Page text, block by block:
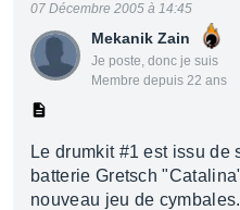
Mekanik Zain
Je poste, donc je suis
Membre depuis 22 ans
07 Décembre 2005 à 14:45
Le drumkit #1 est issu de
batterie Gretsch
nouveau jeu de